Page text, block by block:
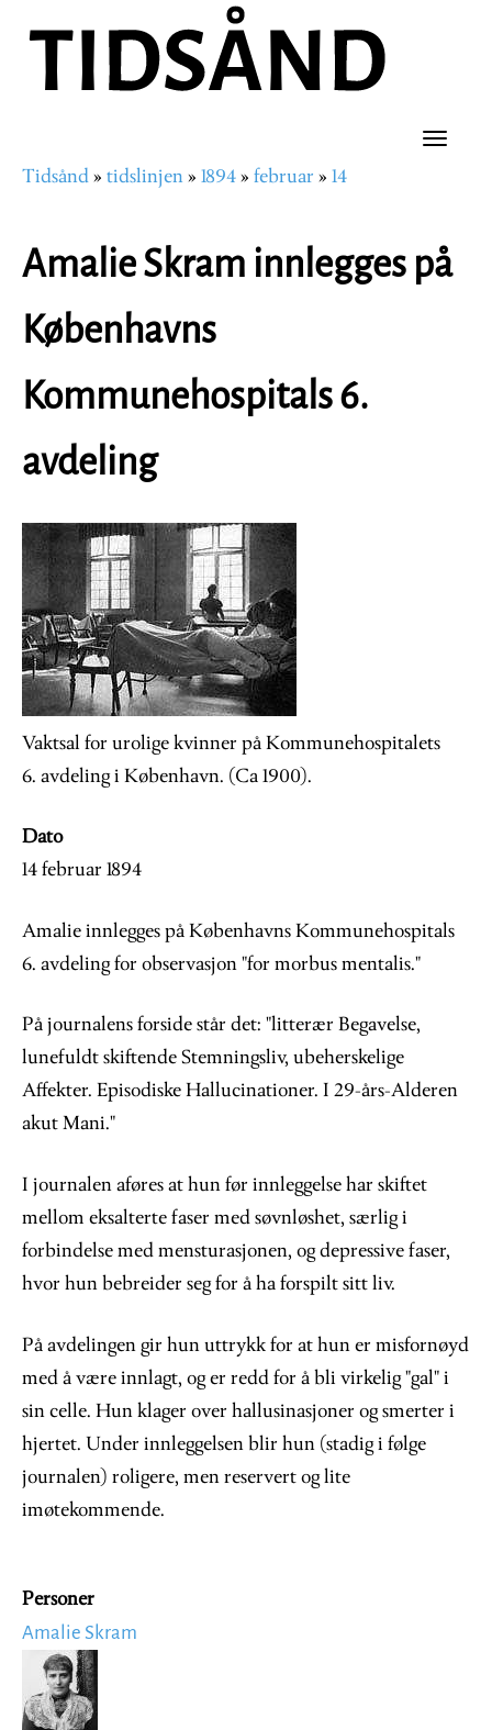
hovedinnhold
Toggle
Navigasjonssti
Tidsånd tidslinjen 1894 februar 14
Amalie Skram innlegges på
Københavns
Kommunehospitals 6.
avdeling
Image
Vaktsal for urolige kvinner på Kommunehospitalets
6. avdeling i København. (Ca 1900).
Dato
14 februar 1894
Amalie innlegges på Københavns Kommunehospitals
6. avdeling for observasjon "for morbus mentalis."
På journalens forside står det: "litterær Begavelse,
lunefuldt skiftende Stemningsliv, ubeherskelige
Affekter. Episodiske Hallucinationer. I 29-års-Alderen
akut Mani."
I journalen aføres at hun før innleggelse har skiftet
mellom eksalterte faser med søvnløshet, særlig i
forbindelse med mensturasjonen, og depressive faser,
hvor hun bebreider seg for å ha forspilt sitt liv.
På avdelingen gir hun uttrykk for at hun er misfornøyd
med å være innlagt, og er redd for å bli virkelig "gal" i
sin celle. Hun klager over hallusinasjoner og smerter i
hjertet. Under innleggelsen blir hun (stadig i følge
journalen) roligere, men reservert og lite
imøtekommende.
Personer
Amalie Skram
Image